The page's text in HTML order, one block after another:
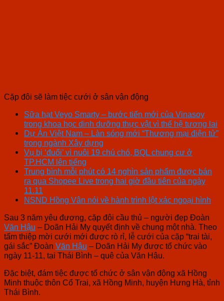
Cặp đôi sẽ làm tiệc cưới ở sân vận động
Sữa hạt Veyo Smarty – bước tiến mới của Vinasoy
trong khoa học dinh dưỡng thực vật vì thế hệ tương lai
Dự Án Việt Nam – Làn sóng mới “Thương mại điện tử”
trong ngành Xây dựng
Vụ bị ‘đuổi’ vì nuôi 19 chú chó, BQL chung cư ở
TP.HCM lên tiếng
Trung bình mỗi phút có 14 nghìn sản phẩm được bán
ra qua Shopee Live trong hai giờ đầu tiên của ngày
11.11
NSND Hồng Vân nói về hành trình lột xác ngoại hình
Sau 3 năm yêu đương, cặp đôi cầu thủ – người đẹp Đoàn
Văn Hậu – Doãn Hải My quyết định về chung một nhà. Theo
tấm thiệp mời cưới mới được rò rỉ, lễ cưới của cặp “trai tài,
gái sắc” Đoàn Văn Hậu – Doãn Hải My được tổ chức vào
ngày 11-11, tại Thái Bình – quê của Văn Hậu.
Đặc biệt, đám tiệc được tổ chức ở sân vận động xã Hồng
Minh thuộc thôn Cổ Trai, xã Hồng Minh, huyện Hưng Hà, tỉnh
Thái Bình.